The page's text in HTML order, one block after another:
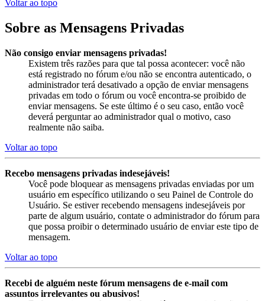
Voltar ao topo
Sobre as Mensagens Privadas
Não consigo enviar mensagens privadas!
Existem três razões para que tal possa acontecer: você não
está registrado no fórum e/ou não se encontra autenticado, o
administrador terá desativado a opção de enviar mensagens
privadas em todo o fórum ou você encontra-se proibido de
enviar mensagens. Se este último é o seu caso, então você
deverá perguntar ao administrador qual o motivo, caso
realmente não saiba.
Voltar ao topo
Recebo mensagens privadas indesejáveis!
Você pode bloquear as mensagens privadas enviadas por um
usuário em específico utilizando o seu Painel de Controle do
Usuário. Se estiver recebendo mensagens indesejáveis por
parte de algum usuário, contate o administrador do fórum para
que possa proibir o determinado usuário de enviar este tipo de
mensagem.
Voltar ao topo
Recebi de alguém neste fórum mensagens de e-mail com
assuntos irrelevantes ou abusivos!